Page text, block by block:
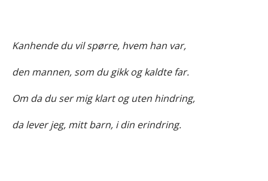
Kanhende du vil spørre, hvem han var,
den mannen, som du gikk og kaldte far.
Om da du ser mig klart og uten hindring,
da lever jeg, mitt barn, i din erindring.